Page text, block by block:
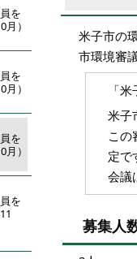
を
）
を
）
を
）
を
米子市の
市環境審
「
米子
この
定で
会議
募集人